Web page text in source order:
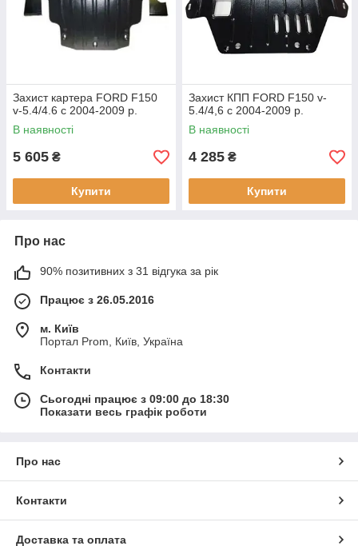
Захист картера FORD F150
v-5.4/4.6 c 2004-2009 р.
В наявності
5 605 ₴
Купити
Захист КПП FORD F150 v-
5.4/4,6 c 2004-2009 р.
В наявності
4 285 ₴
Купити
Про нас
90% позитивних з 31 відгука за рік
Працює з 26.05.2016
м. Київ
Портал Prom, Київ, Україна
Контакти
Сьогодні працює з 09:00 до 18:30
Показати весь графік роботи
Про нас
Контакти
Доставка та оплата